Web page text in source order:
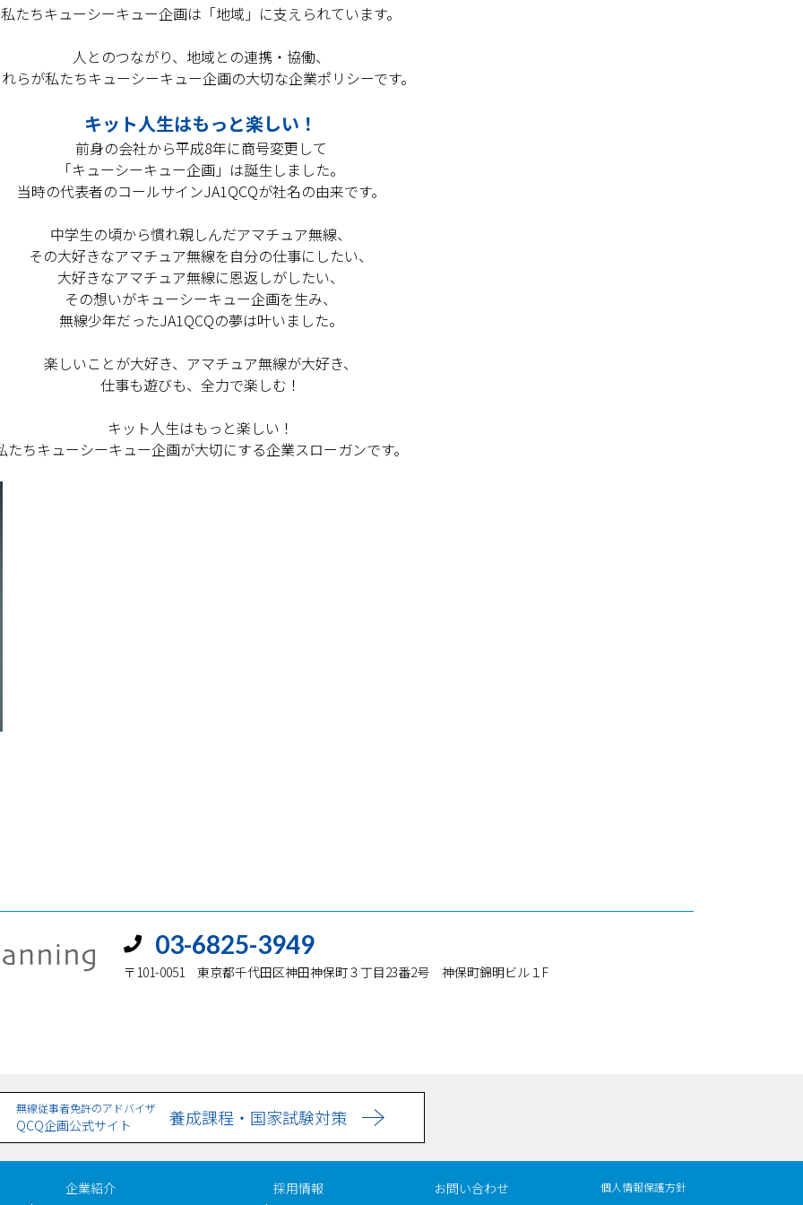
私たちキューシーキュー企画は「地域」に支えられています。
人とのつながり、地域との連携・協働、
らが私たちキューシーキュー企画の大切な企業ポリシーです。
キット人生はもっと楽しい！
前身の会社から平成8年に商号変更して
「キューシーキュー企画」は誕生しました。
当時の代表者のコールサインJA1QCQが社名の由来です。
中学生の頃から慣れ親しんだアマチュア無線、
その大好きなアマチュア無線を自分の仕事にしたい、
大好きなアマチュア無線に恩返しがしたい、
その想いがキューシーキュー企画を生み、
無線少年だったJA1QCQの夢は叶いました。
楽しいことが大好き、アマチュア無線が大好き、
仕事も遊びも、全力で楽しむ！
キット人生はもっと楽しい！
たちキューシーキュー企画が大切にする企業スローガンです。
03-6825-3949
〒101-0051 東京都千代田区神田神保町３丁目23番2号 神保町錦明ビル１F
無線従事者免許のアドバイザ
QCQ企画公式サイト 養成課程・国家試験対策
企業紹介
採用情報
お問い合わせ 個人情報保護方針